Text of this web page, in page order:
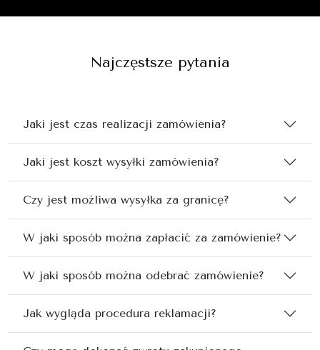
Najczęstsze pytania
Jaki jest czas realizacji zamówienia?
Jaki jest koszt wysyłki zamówienia?
Czy jest możliwa wysyłka za granicę?
W jaki sposób można zapłacić za zamówienie?
W jaki sposób można odebrać zamówienie?
Jak wygląda procedura reklamacji?